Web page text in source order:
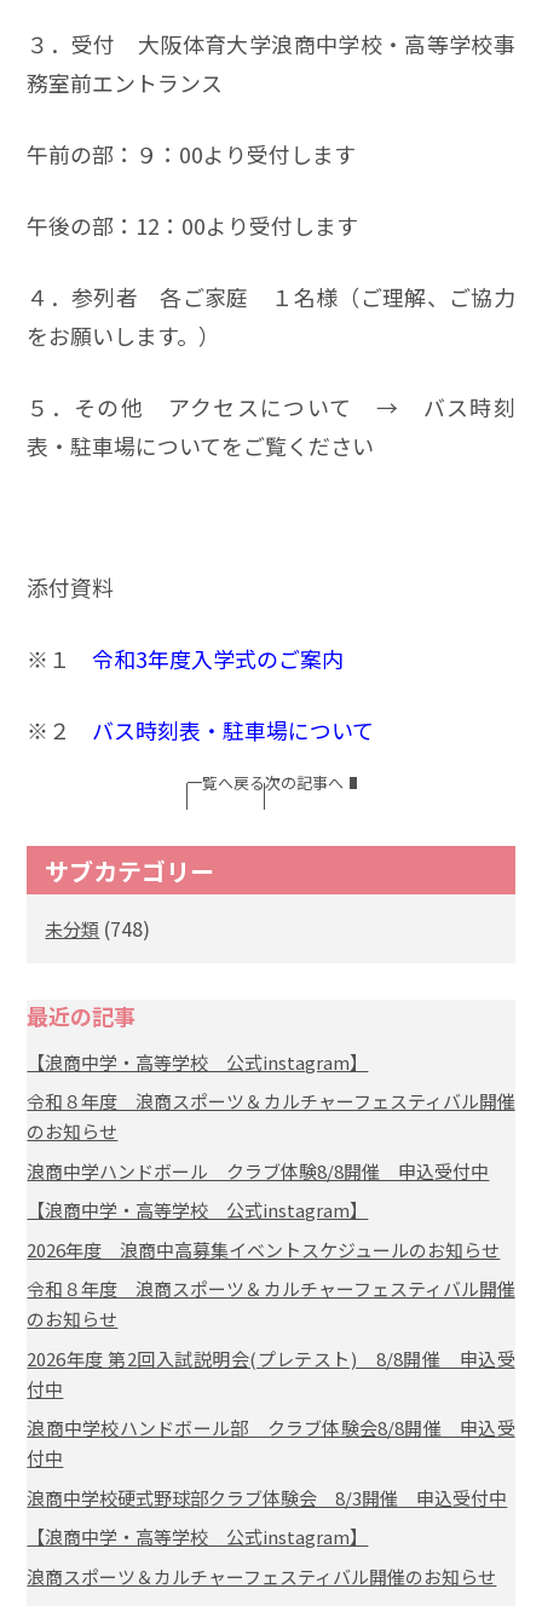
３．受付 大阪体育大学浪商中学校・高等学校事
務室前エントランス
午前の部：９：00より受付します
午後の部：12：00より受付します
４．参列者 各ご家庭 １名様（ご理解、ご協力
をお願いします。）
５．その他 アクセスについて → バス時刻
表・駐車場についてをご覧ください
添付資料
※１令和3年度入学式のご案内
※２ バス時刻表・駐車場について
一覧へ戻る次の記事へ
サブカテゴリー
未分類 (748)
最近の記事
【浪商中学・高等学校 公式instagram】
令和８年度 浪商スポーツ＆カルチャーフェスティバル開催
のお知らせ
浪商中学ハンドボール クラブ体験8/8開催 申込受付中
【浪商中学・高等学校 公式instagram】
2026年度 浪商中高募集イベントスケジュールのお知らせ
令和８年度 浪商スポーツ＆カルチャーフェスティバル開催
のお知らせ
2026年度 第2回入試説明会(プレテスト) 8/8開催 申込受
付中
浪商中学校ハンドボール部 クラブ体験会8/8開催 申込受
付中
浪商中学校硬式野球部クラブ体験会 8/3開催 申込受付中
【浪商中学・高等学校 公式instagram】
浪商スポーツ＆カルチャーフェスティバル開催のお知らせ